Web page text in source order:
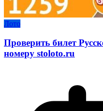
Лото
Проверить билет
номеру stoloto.ru